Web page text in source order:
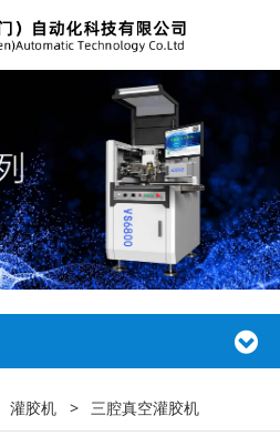
灌胶机 > 三腔真空灌胶机